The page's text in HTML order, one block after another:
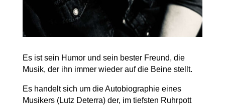
Es ist sein Humor und sein bester Freund, die
Musik, der ihn immer wieder auf die Beine stellt.
Es handelt sich um die Autobiographie eines
Musikers (Lutz Deterra) der, im tiefsten Ruhrpott